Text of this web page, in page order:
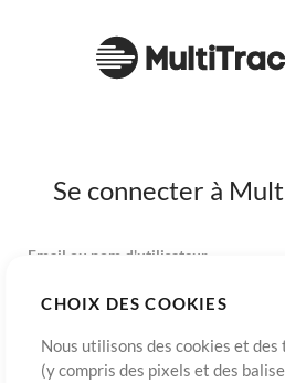
CHOIX DES COOKIES
Nous utilisons des cookies et
(y compris des pixels et des
Se connecter à
Email ou nom d'utilisateur